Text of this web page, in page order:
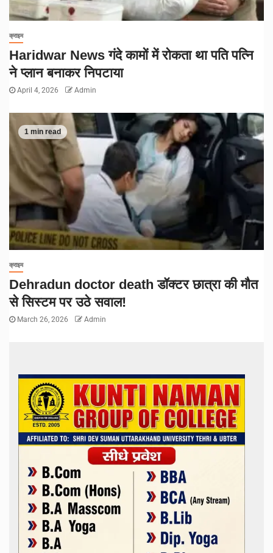
क्राइम
Haridwar News गंदे कामों में रोकता था पति पत्नि
ने प्लान बनाकर निपटाया
April 4, 2026 Admin
1 min read
क्राइम
Dehradun doctor death डॉक्टर छात्रा की मौत
से सिस्टम पर उठे सवाल!
March 26, 2026 Admin